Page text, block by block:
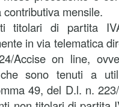
contributiva mensile.
titolari di partita
in via telematica
Accise on line,
che sono tenuti a
49, del D.l. n.